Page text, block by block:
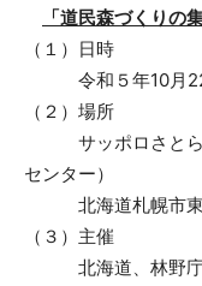
「道民森づくりの
（１）日時
令和５年10月22
（２）場所
サッポロさとらん
センター）
北海道札幌市東
（３）主催
北海道、林野庁北